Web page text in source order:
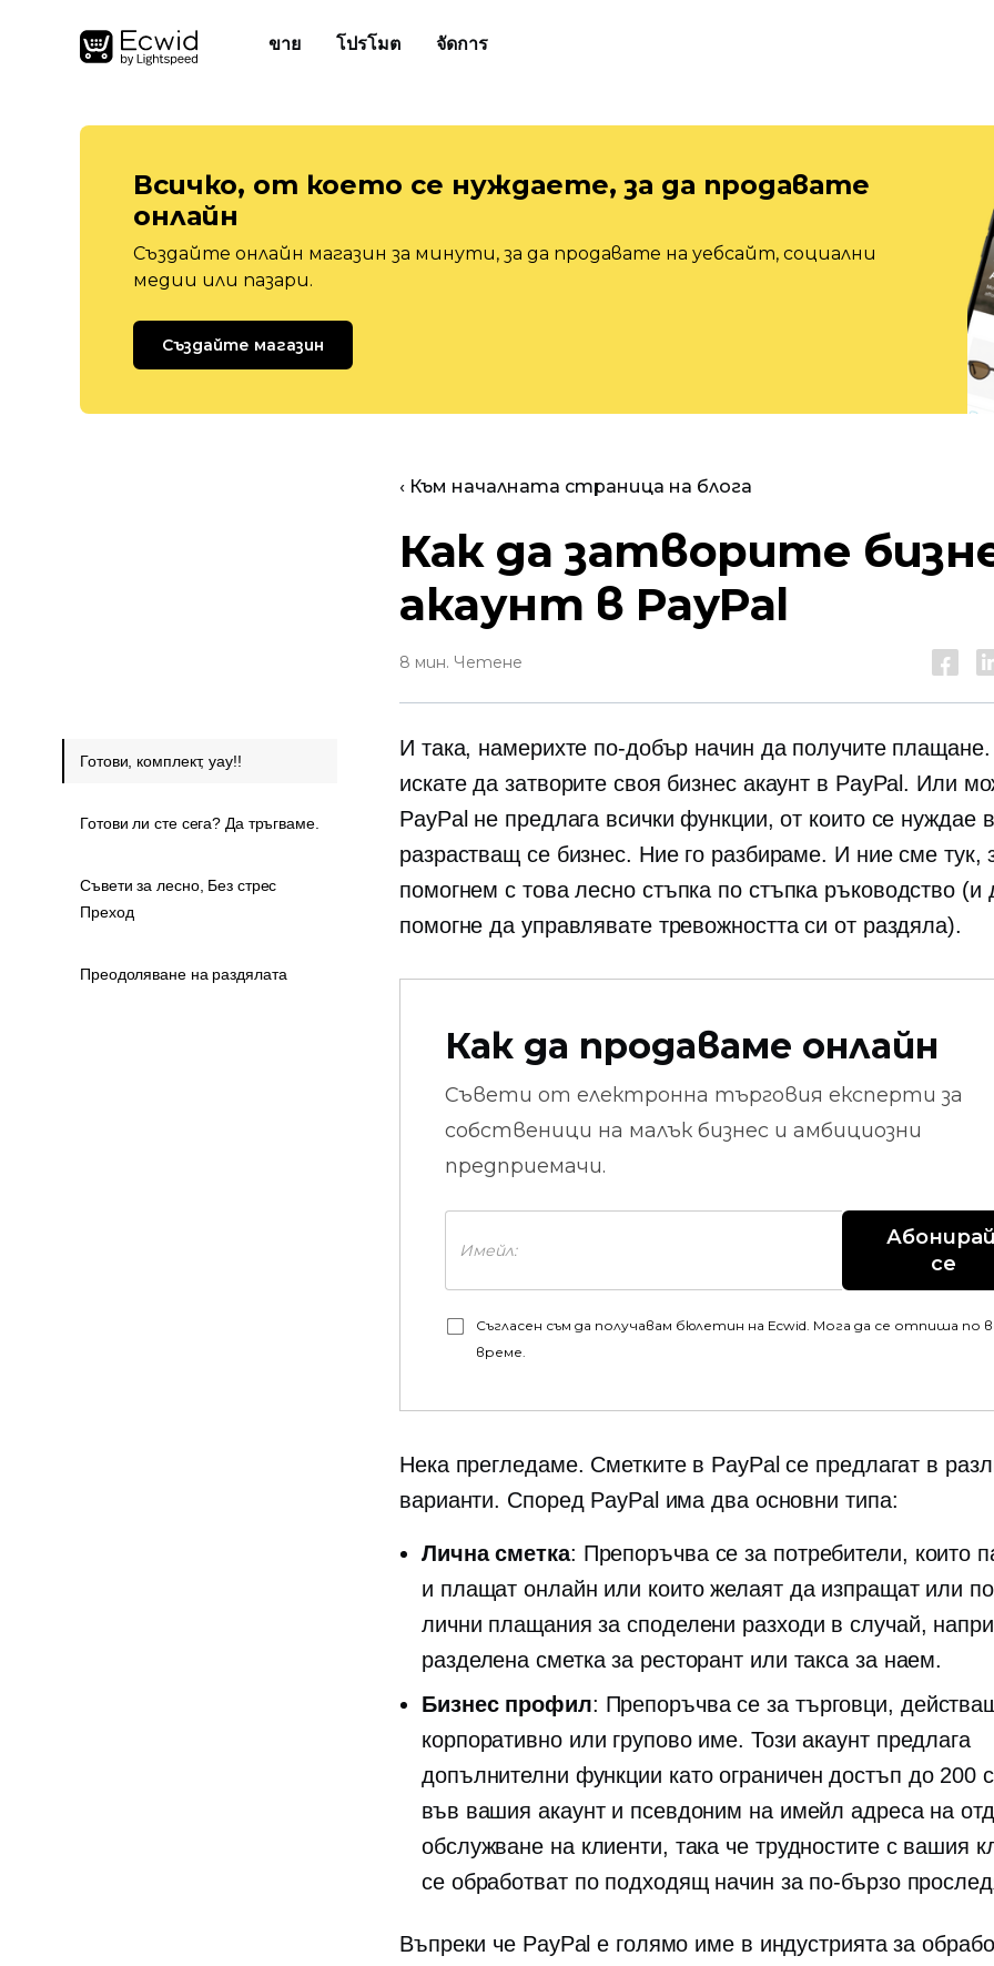
ขาย โปรโมต จัดการ
Всичко, от което се нуждаете, за да продавате
онлайн
Създайте онлайн магазин за минути, за да продавате на уебсайт, социални
медии или пазари.
Създайте магазин
‹ Към началната страница на блога
Как да затворите
акаунт в PayPal
8 мин. Четене
И така, намерихте по-добър начин да получите
искате да затворите своя бизнес акаунт в PayPal. Или
PayPal не предлага всички функции, от които се нуждае
разрастващ се бизнес. Ние го разбираме. И ние сме тук,
помогнем с това лесно стъпка по стъпка ръководство (и
помогне да управлявате тревожността си от раздяла).
Как да продаваме онлайн
Съвети от електронна търговия експерти за
собственици на малък бизнес и амбициозни
предприемачи.
Абонирай
се
Съгласен съм да получавам бюлетин на Ecwid. Мога да се отпиша по
време.
Нека прегледаме. Сметките в PayPal се предлагат в
варианти. Според PayPal има два основни типа:
Лична сметка: Препоръчва се за потребители, които
и плащат онлайн или които желаят да изпращат или
лични плащания за споделени разходи в случай,
разделена сметка за ресторант или такса за наем.
Бизнес профил: Препоръчва се за търговци,
корпоративно или групово име. Този акаунт предлага
допълнителни функции като ограничен достъп до 200
във вашия акаунт и псевдоним на имейл адреса на
обслужване на клиенти, така че трудностите с вашия
се обработват по подходящ начин за по-бързо
Въпреки че PayPal е голямо име в индустрията за
Готови, комплект, уау!!
Готови ли сте сега? Да тръгваме.
Съвети за лесно, Без стрес
Преход
Преодоляване на раздялата